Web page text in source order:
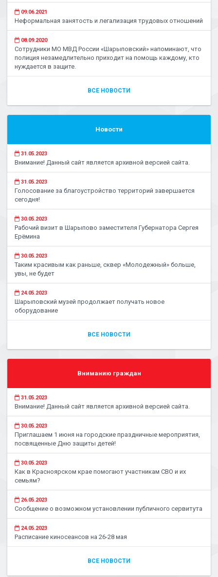
09.06.2021
Неформальная занятость и легализация трудовых отношений
08.09.2020
Сотрудники МО МВД России «Шарыповский» напоминают, что
полиция незамедлительно приходит на помощь каждому, кто
нуждается в защите.
ВСЕ НОВОСТИ
Новости
31.05.2023
Внимание! Данный сайт является архивной версией сайта.
31.05.2023
Голосование за благоустройство территорий завершается
сегодня!
30.05.2023
Рабочий визит в Шарыпово заместителя Губернатора Сергея
Ерёмина
30.05.2023
Таким красивым как раньше, сквер «Молодежный» больше,
увы, не будет
24.05.2023
Шарыповский музей продолжает получать новое
оборудование
ВСЕ НОВОСТИ
Вниманию граждан
31.05.2023
Внимание! Данный сайт является архивной версией сайта.
30.05.2023
Приглашаем 1 июня на городские праздничные мероприятия,
посвященные Дню защиты детей!
30.05.2023
Как в Красноярском крае помогают участникам СВО и их
семьям?
26.05.2023
Сообщение о возможном установлении публичного сервитута
24.05.2023
Расписание киносеансов на 26-28 мая
ВСЕ НОВОСТИ